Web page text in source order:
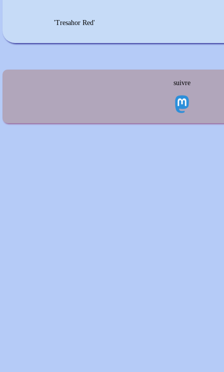
'Tresahor Red'
suivre